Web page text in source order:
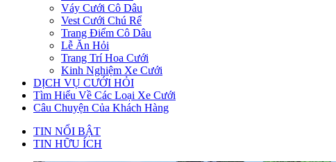
Váy Cưới Cô Dâu
Vest Cưới Chú Rể
Trang Điểm Cô Dâu
Lễ Ăn Hỏi
Trang Trí Hoa Cưới
Kinh Nghiệm Xe Cưới
DỊCH VỤ CƯỚI HỎI
Tìm Hiểu Về Các Loại Xe Cưới
Câu Chuyện Của Khách Hàng
TIN NỔI BẬT
TIN HỮU ÍCH